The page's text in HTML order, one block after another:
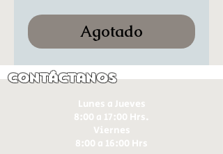
Agotado
Contáctanos
Lunes a Jueves
8:00 a 17:00 Hrs.
Viernes
8:00 a 16:00 Hrs​